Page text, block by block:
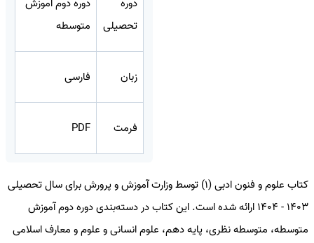
دوره
تحصیلی
دوره دوم آموزش
متوسطه
زبان فارسی
فرمت PDF
کتاب علوم و فنون ادبی (1) توسط وزارت آموزش و پرورش برای سال تحصیلی
1403 - 1404 ارائه شده است. این کتاب در دسته‌بندی دوره دوم آموزش
متوسطه، متوسطه نظری، پایه دهم، علوم انسانی و علوم و معارف اسلامی